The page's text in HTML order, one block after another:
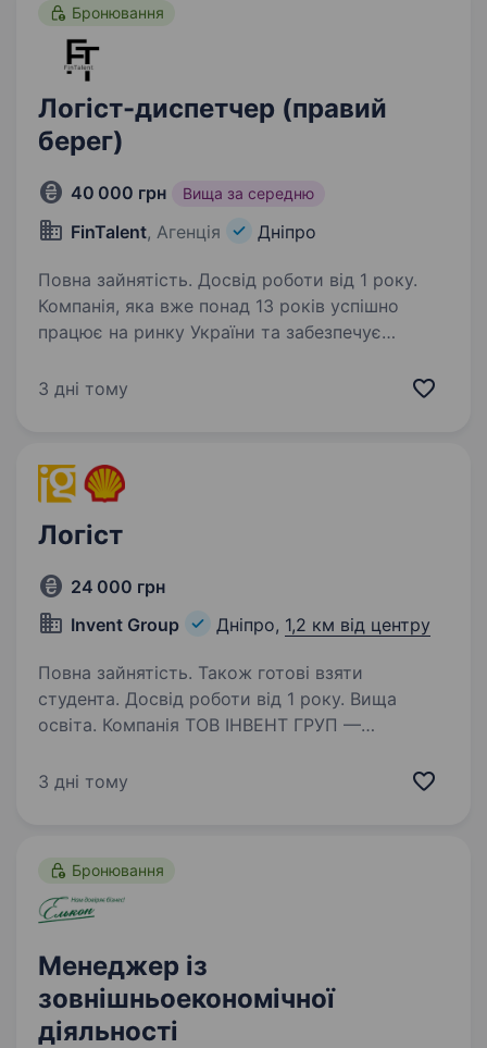
Бронювання
Логіст-диспетчер (правий
берег)
40 000 грн Вища за середню
FinTalent, Агенція Дніпро
Повна зайнятість. Досвід роботи від 1 року.
Компанія, яка вже понад 13 років успішно
працює на ринку України та забезпечує
водою, запрошує до своєї команди Логіста-
3 дні тому
Логіст
24 000 грн
Invent Group
Дніпро, 1,2 км від центру
Повна зайнятість. Також готові взяти
студента. Досвід роботи від 1 року. Вища
освіта. Компанія ТОВ ІНВЕНТ ГРУП —
SHELL на території України, оголошує про
3 дні тому
Бронювання
Менеджер із
зовнішньоекономічної
діяльності